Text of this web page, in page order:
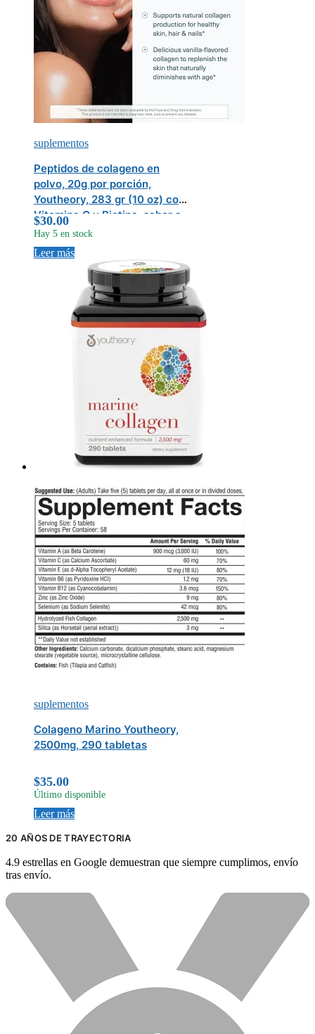
suplementos
Peptidos de colageno en
polvo, 20g por porción,
Youtheory, 283 gr (10 oz) con
Vitamina C y Biotina, sabor a
Vainilla, formula para el
cabello, piel, uñas y
articulaciones
$30.00
Hay 5 en stock
Leer más
suplementos
Colageno Marino Youtheory,
2500mg, 290 tabletas
$35.00
Último disponible
Leer más
20 AÑOS DE TRAYECTORIA
4.9 estrellas en Google demuestran que siempre cumplimos, envío
tras envío.